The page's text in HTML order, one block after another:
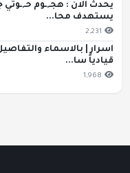
يحدث الان : هجـ,ـوم حـ,ـوثي
يستهدف محا...
2,231
اسرار | بالاسماء
قيادياً سا...
1,968